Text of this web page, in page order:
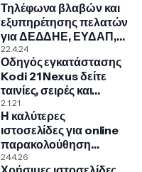
Τηλέφωνα βλαβών και
εξυπηρέτησης πελατών
για ΔΕΔΔΗΕ, ΕΥΔΑΠ,
ΠΑ.ΣΥ.ΠΕ., COSMOTE,
NOVA, VODAFONE
22.4.24
Οδηγός εγκατάστασης
Kodi 21 Nexus δείτε
ταινίες, σειρές και
πολλά άλλα!
2.1.21
Η καλύτερες
ιστοσελίδες για online
παρακολούθηση
ταινιών, σειρών,
24.4.26